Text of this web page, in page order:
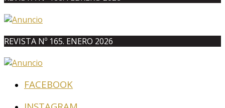
REVISTA Nº 165. ENERO 2026
FACEBOOK